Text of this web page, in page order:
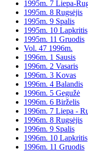
1995m. 7 Liepa-
1995m. 8 Rugsėjis
1995m. 9 Spalis
1995m. 10 Lapkritis
1995m. 11 Gruodis
Vol. 47 1996m.
1996m. 1 Sausis
1996m. 2 Vasaris
1996m. 3 Kovas
1996m. 4 Balandis
1996m. 5 Gegužė
1996m. 6 Birželis
1996m. 7 Liepa -
1996m. 8 Rugsėjis
1996m. 9 Spalis
1996m. 10 Lapkritis
1996m. 11 Gruodis